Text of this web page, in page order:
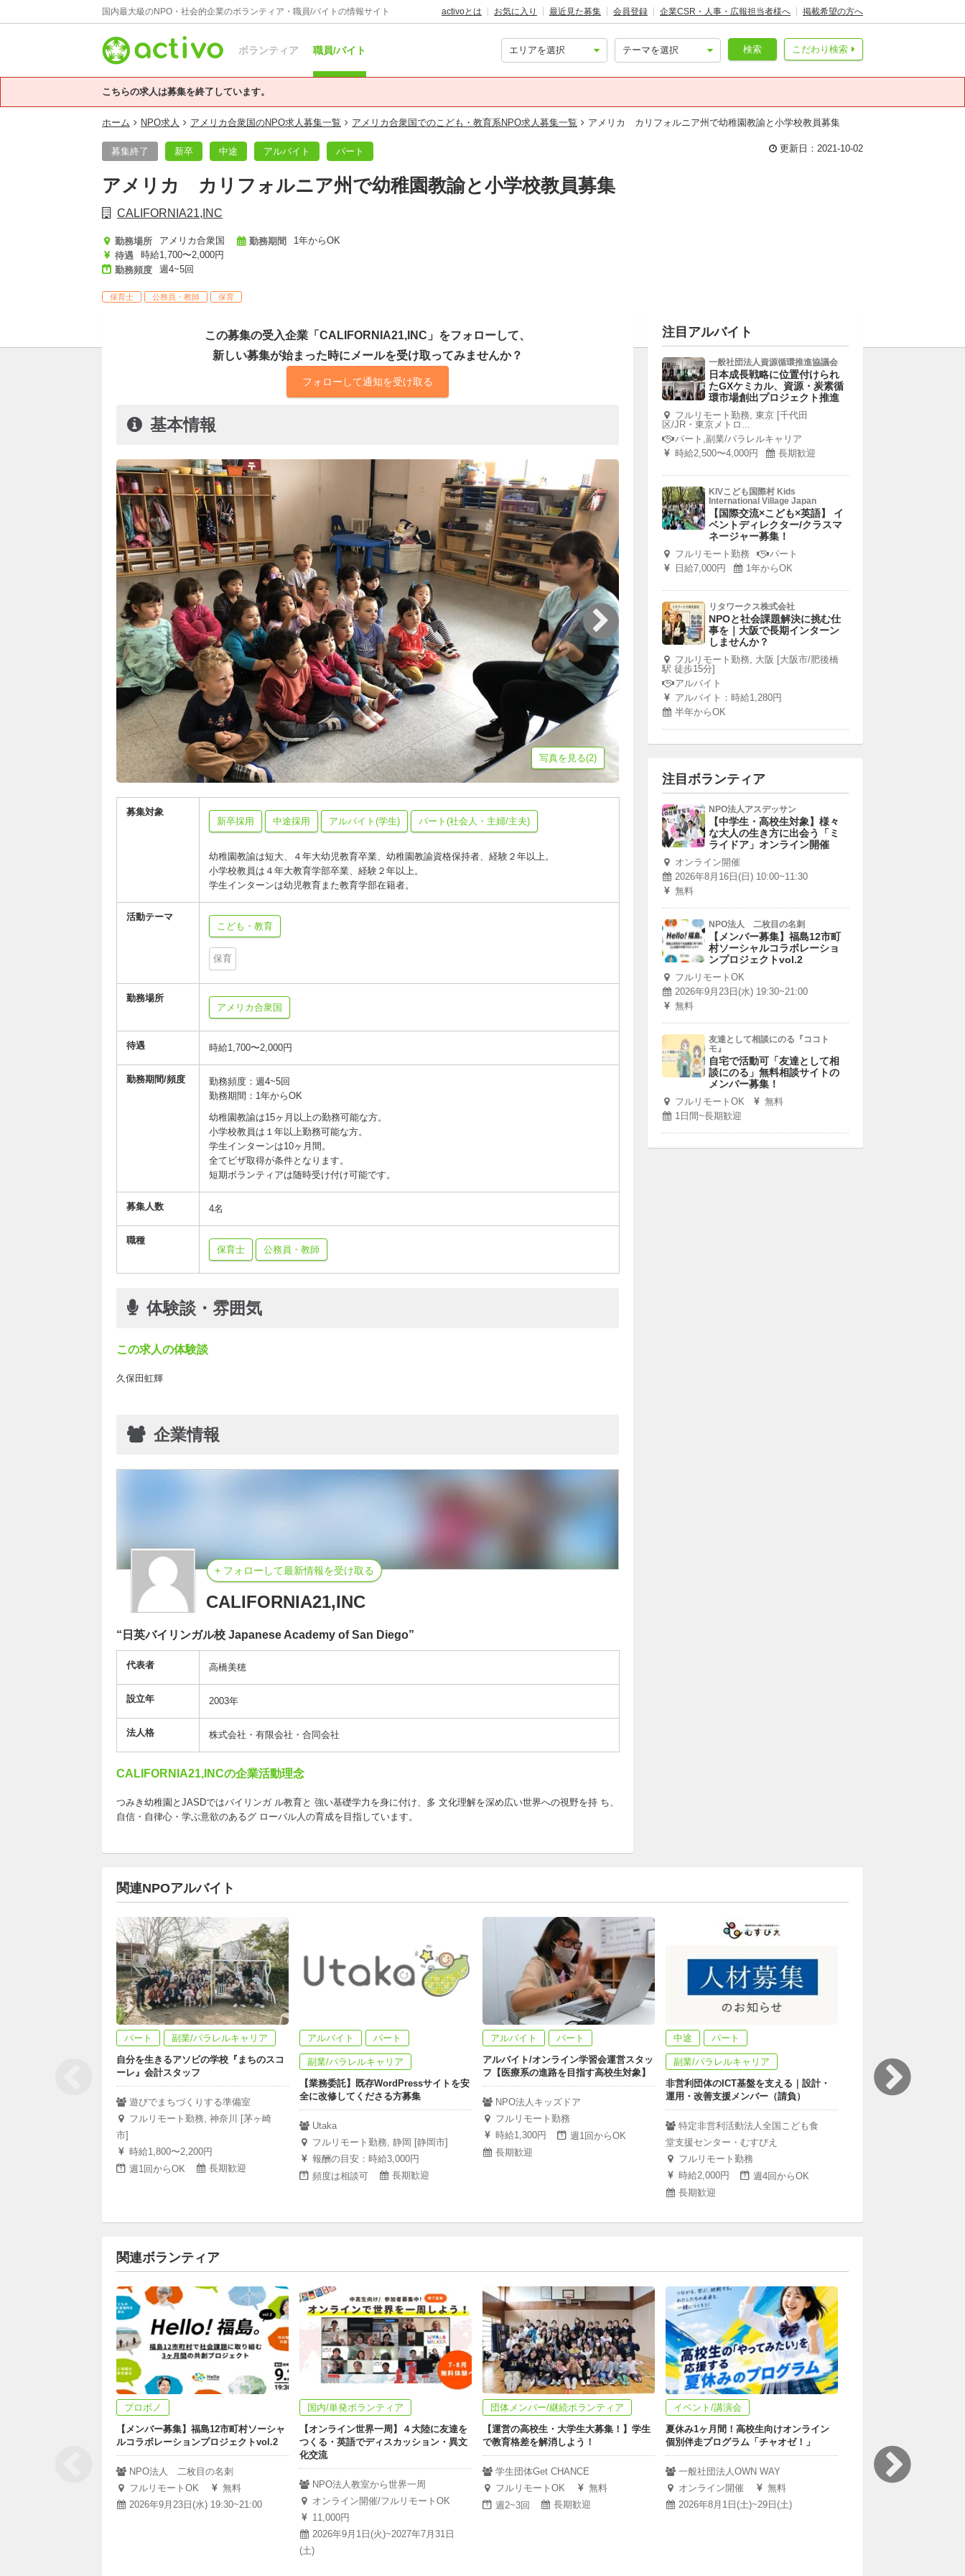
国内最大級のNPO・社会的企業のボランティア・職員/バイトの情報サイト activoとは お気に入り 最近見た募集 会員登録 企業CSR・人事・広報担当者様へ 掲載希望の方へ
ボランティア 職員/バイト こだわり検索
検索
こちらの求人は募集を終了しています。
ホーム NPO求人 アメリカ合衆国のNPO求人募集一覧 アメリカ合衆国でのこども・教育系NPO求人募集一覧 アメリカ カリフォルニア州で幼稚園教諭と小学校教員募集
募集終了 新卒 中途 アルバイト パート 更新日：2021-10-02
アメリカ カリフォルニア州で幼稚園教諭と小学校教員募集
CALIFORNIA21,INC
勤務場所
アメリカ合衆国
待遇
時給1,700〜2,000円
勤務頻度
週4~5回
勤務期間 1年からOK
保育士 公務員・教師 保育
この募集の受入企業「CALIFORNIA21,INC」をフォローして、
新しい募集が始まった時にメールを受け取ってみませんか？
フォローして通知を受け取る
基本情報
写真を見る(2)
募集対象
新卒採用
中途採用 アルバイト(学生) パート(社会人・主婦/主夫)
幼稚園教諭は短大、４年大幼児教育卒業、幼稚園教諭資格保持者、経験２年以上。
小学校教員は４年大教育学部卒業、経験２年以上。
学生インターンは幼児教育また教育学部在籍者。
活動テーマ
こども・教育
保育
勤務場所
アメリカ合衆国
待遇 時給1,700〜2,000円
勤務期間/頻度
勤務頻度：週4~5回
勤務期間：1年からOK
幼稚園教諭は15ヶ月以上の勤務可能な方。
小学校教員は１年以上勤務可能な方。
学生インターンは10ヶ月間。
全てビザ取得が条件となります。
短期ボランティアは随時受け付け可能です。
募集人数 4名
職種
保育士
公務員・教師
体験談・雰囲気
この求人の体験談
久保田虹輝
企業情報
+ フォローして最新情報を受け取る
CALIFORNIA21,INC
“日英バイリンガル校 Japanese Academy of San Diego”
代表者 高橋美穂
設立年 2003年
法人格 株式会社・有限会社・合同会社
CALIFORNIA21,INCの企業活動理念
つみき幼稚園とJASDではバイリンガ ル教育と 強い基礎学力を身に付け、多 文化理解を深め広い世界への視野を持 ち、
自信・自律心・学ぶ意欲のあるグ ローバル人の育成を目指しています。
注目アルバイト
一般社団法人資源循環推進協議会
日本成長戦略に位置付けられ
たGXケミカル、資源・炭素循
環市場創出プロジェクト推進
フルリモート勤務, 東京 [千代田
区/JR・東京メトロ...
パート,副業/パラレルキャリア
時給2,500〜4,000円
長期歓迎
KIVこども国際村 Kids
International Village Japan
【国際交流×こども×英語】 イ
ベントディレクター/クラスマ
ネージャー募集！
フルリモート勤務
パート
日給7,000円
1年からOK
リタワークス株式会社
NPOと社会課題解決に挑む仕
事を｜大阪で長期インターン
しませんか？
フルリモート勤務, 大阪 [大阪市/肥後橋
駅 徒歩15分]
アルバイト
アルバイト：時給1,280円
半年からOK
注目ボランティア
NPO法人アスデッサン
【中学生・高校生対象】様々
な大人の生き方に出会う「ミ
ライドア」オンライン開催
オンライン開催
2026年8月16日(日) 10:00~11:30
無料
NPO法人 二枚目の名刺
【メンバー募集】福島12市町
村ソーシャルコラボレーショ
ンプロジェクトvol.2
フルリモートOK
2026年9月23日(水) 19:30~21:00
無料
友達として相談にのる『ココト
モ』
自宅で活動可「友達として相
談にのる」無料相談サイトの
メンバー募集！
フルリモートOK
無料
1日間~長期歓迎
関連NPOアルバイト
パート
副業/パラレルキャリア
自分を生きるアソビの学校『まちのスコ
ーレ』会計スタッフ
遊びでまちづくりする準備室
フルリモート勤務, 神奈川 [茅ヶ崎
市]
時給1,800〜2,200円
週1回からOK
長期歓迎
アルバイト パート
副業/パラレルキャリア
【業務委託】既存WordPressサイトを安
全に改修してくださる方募集
Utaka
フルリモート勤務, 静岡 [静岡市]
報酬の目安：時給3,000円
頻度は相談可
長期歓迎
アルバイト
パート
アルバイト/オンライン学習会運営スタッ
フ【医療系の進路を目指す高校生対象】
NPO法人キッズドア
フルリモート勤務
時給1,300円
週1回からOK
長期歓迎
中途 パート
副業/パラレルキャリア
非営利団体のICT基盤を支える｜設計・
運用・改善支援メンバー（請負）
特定非営利活動法人全国こども食
堂支援センター・むすびえ
フルリモート勤務
時給2,000円
週4回からOK
長期歓迎
【国際交流×こども×英語
ィレクター/クラスマネー
関連ボランティア
プロボノ
【メンバー募集】福島12市町村ソーシャ
ルコラボレーションプロジェクトvol.2
NPO法人 二枚目の名刺
フルリモートOK
無料
2026年9月23日(水) 19:30~21:00
国内/単発ボランティア
【オンライン世界一周】４大陸に友達を
つくる・英語でディスカッション・異文
化交流
NPO法人教室から世界一周
オンライン開催/フルリモートOK
11,000円
2026年9月1日(火)~2027年7月31日
(土)
団体メンバー/継続ボランティア
【運営の高校生・大学生大募集！】学生
で教育格差を解消しよう！
学生団体Get CHANCE
フルリモートOK
無料
週2~3回
長期歓迎
イベント/講演会
夏休み1ヶ月間！高校生向けオンライン
個別伴走プログラム「チャオゼ！」
一般社団法人OWN WAY
オンライン開催
無料
2026年8月1日(土)~29日(土)
中高生法学研究会